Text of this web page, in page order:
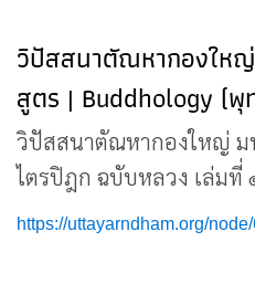
วิปัสสนาตัณหากองให
สูตร | Buddhology (
วิปัสสนาตัณหากองใหญ่
ไตรปิฎก ฉบับหลวง เล่ม
https://uttayarndham.org/